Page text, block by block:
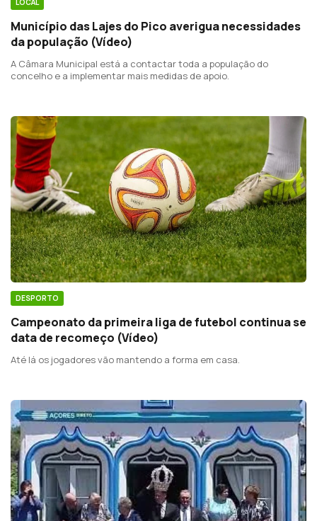
LOCAL
Município das Lajes do Pico averigua necessidades
da população (Vídeo)
A Câmara Municipal está a contactar toda a população do
concelho e a implementar mais medidas de apoio.
DESPORTO
Campeonato da primeira liga de futebol continua se
data de recomeço (Vídeo)
Até lá os jogadores vão mantendo a forma em casa.